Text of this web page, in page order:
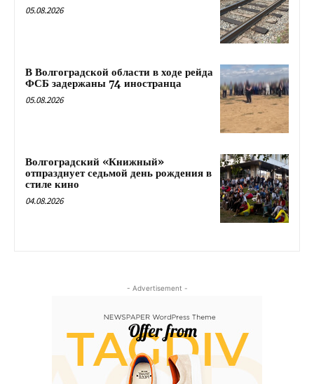
05.08.2026
В Волгоградской области в ходе рейда
ФСБ задержаны 74 иностранца
05.08.2026
Волгоградский «Книжный»
отпразднует седьмой день рождения в
стиле кино
04.08.2026
- Advertisement -